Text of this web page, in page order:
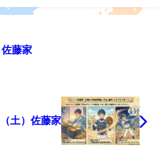
藤家
土）佐藤家